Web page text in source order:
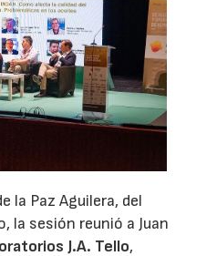
la Paz Aguilera, del
la sesión reunió a Juan
J.A. Tello,